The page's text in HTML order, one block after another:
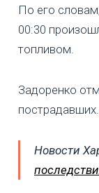
По его
00:30
топливом.
Задоренко
пострадавших.
Новости